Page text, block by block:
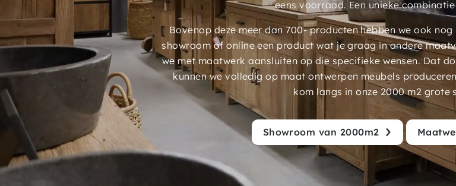
eens voorraad. Een unieke
Bovenop deze meer dan 700- producten hebben we ook
showroom of online een product wat je graag in andere
we met maatwerk aansluiten op die specifieke wensen. Dat
kunnen we volledig op maat ontwerpen meubels
kom langs in onze 2000 m2 grote
Showroom van 2000m2